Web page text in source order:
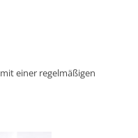
mit einer regelmäßigen